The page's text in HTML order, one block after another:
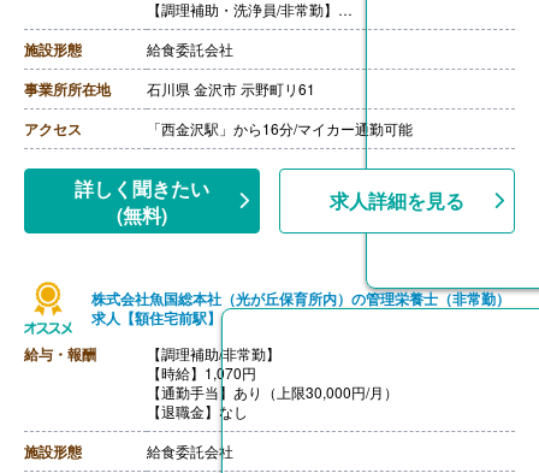
【調理補助・洗浄員/非常勤】
【時給】1,070円-
【通勤手当】あり（上限30,000円/月）
【退職金】なし
----
【配送員/非常勤】
【時給】1,080円-
【通勤手当】あり（上限30,000円/月）
施設形態 給食委託会社
事業所所在地 石川県 金沢市 示野町リ61
アクセス 「西金沢駅」から16分/マイカー通勤可能
詳しく聞きたい
(無料)
求人詳細を見る
株式会社魚国総本社（光が丘保育所内）の管理栄養士（非常勤）
求人【額住宅前駅】
給与・報酬
【調理補助/非常勤】
【時給】1,070円
【通勤手当】あり（上限30,000円/月）
【退職金】なし
施設形態 給食委託会社